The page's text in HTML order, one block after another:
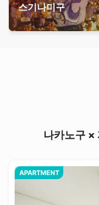
스기나미구
나카노구 ×
APARTMENT